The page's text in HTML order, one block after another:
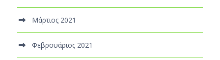
Μάρτιος 2021
Φεβρουάριος 2021